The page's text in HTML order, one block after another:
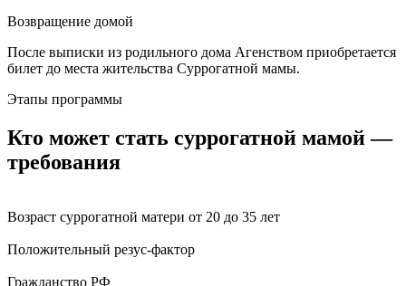
Возвращение домой
После выписки из родильного дома Агенством приобретается
билет до места жительства Суррогатной мамы.
Этапы программы
Кто может стать суррогатной мамой—
требования
Возраст суррогатной матери от 20 до 35 лет
Положительный резус-фактор
Гражданство РФ